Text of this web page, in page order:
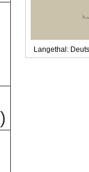
Langethal: